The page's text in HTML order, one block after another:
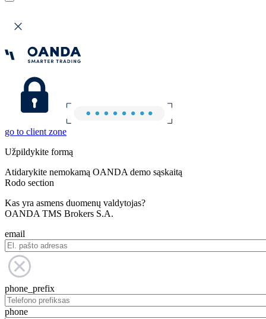
go to client zone
Užpildykite formą
Atidarykite nemokamą OANDA demo sąskaitą
Rodo section
Kas yra asmens duomenų valdytojas?
OANDA TMS Brokers S.A.
email
phone_prefix
phone